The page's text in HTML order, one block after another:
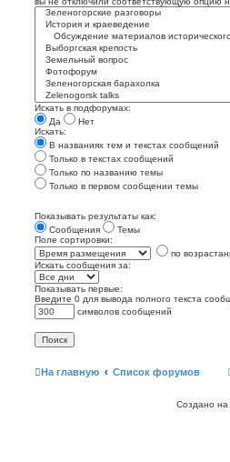
Искать в подфорумах:
Да
Нет
Искать:
В названиях тем и текстах сообщений
Только в текстах сообщений
Только по названию темы
Только в первом сообщении темы
Показывать результаты как:
Сообщения
Темы
Поле сортировки:
по
Искать сообщения за:
Показывать первые:
Введите 0 для вывода полного текста
символов сообщений
На главную Список форумов
Создано на